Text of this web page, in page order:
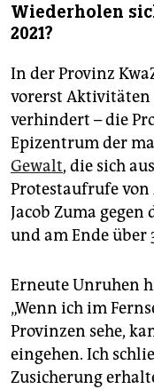
Wiederholen
2021?
In der Provinz
vorerst Aktivitäten
verhindert – die
Epizentrum der
Gewalt, die sich
Protestaufrufe von
Jacob Zuma
und am Ende über
Erneute Unruhen
„Wenn ich im
Provinzen sehe,
eingehen. Ich
Zusicherung